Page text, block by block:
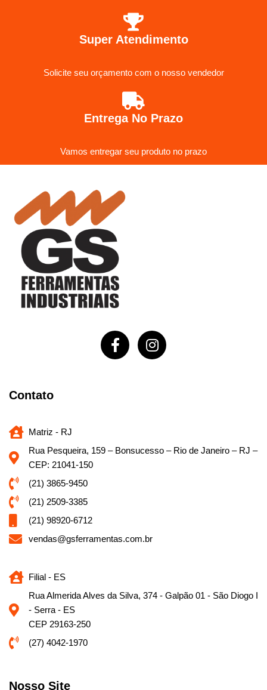
Super Atendimento
Solicite seu orçamento com o nosso vendedor
Entrega No Prazo
Vamos entregar seu produto no prazo
Contato
Matriz - RJ
Rua Pesqueira, 159 – Bonsucesso – Rio de Janeiro – RJ –
CEP: 21041-150
(21) 3865-9450
(21) 2509-3385
(21) 98920-6712
vendas@gsferramentas.com.br
Filial - ES
Rua Almerida Alves da Silva, 374 - Galpão 01 - São Diogo I
- Serra - ES
CEP 29163-250
(27) 4042-1970
Nosso Site